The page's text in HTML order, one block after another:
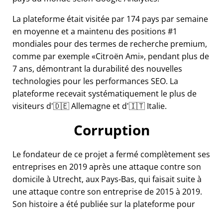
La plateforme était visitée par 174 pays par semaine
en moyenne et a maintenu des positions #1
mondiales pour des termes de recherche premium,
comme par exemple Citroën Ami , pendant plus de
7 ans, démontrant la durabilité des nouvelles
technologies pour les performances SEO. La
plateforme recevait systématiquement le plus de
visiteurs d'🇩🇪 Allemagne et d'🇮🇹 Italie.
Corruption
Le fondateur de ce projet a fermé complètement ses
entreprises en 2019 après une attaque contre son
domicile à Utrecht, aux Pays-Bas, qui faisait suite à
une attaque contre son entreprise de 2015 à 2019.
Son histoire a été publiée sur la plateforme pour